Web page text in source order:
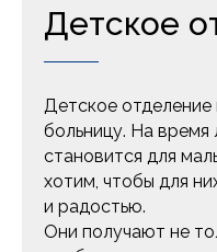
Детское
Детское
больницу. На время
становится для
хотим, чтобы для
и радостью.
Они получают не